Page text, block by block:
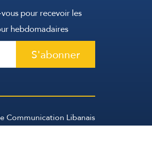
pour recevoir les
hebdomadaires
S'abonner
Communication Libanais
2026